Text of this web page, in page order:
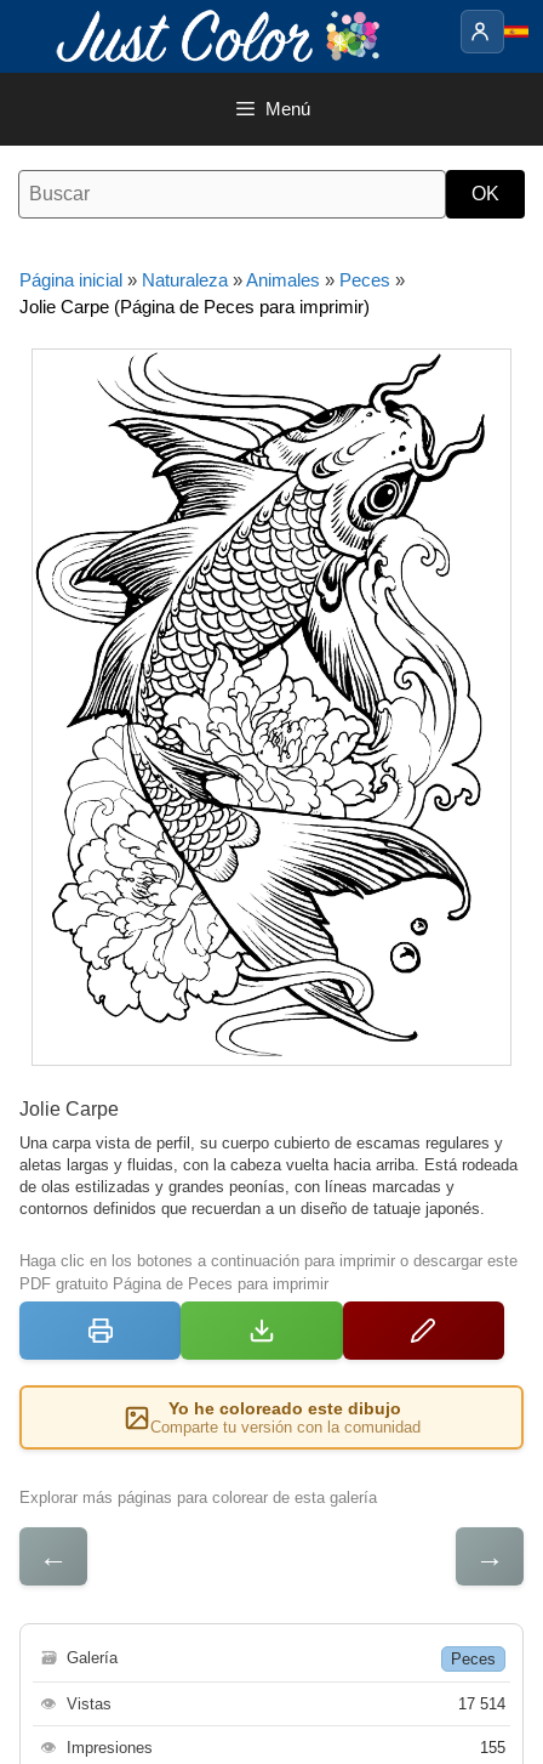
contenido
Menú
Página inicial » Naturaleza »Animales » Peces »
Jolie Carpe (Página de Peces para imprimir)
Jolie Carpe
Una carpa vista de perfil, su cuerpo cubierto de escamas regulares y
aletas largas y fluidas, con la cabeza vuelta hacia arriba. Está rodeada
de olas estilizadas y grandes peonías, con líneas marcadas y
contornos definidos que recuerdan a un diseño de tatuaje japonés.
Haga clic en los botones a continuación para imprimir o descargar este
PDF gratuito Página de Peces para imprimir
Yo he coloreado este dibujo
Comparte tu versión con la comunidad
Explorar más páginas para colorear de esta galería
← →
🗃 Galería Peces
👁 Vistas 17 514
👁 Impresiones 155